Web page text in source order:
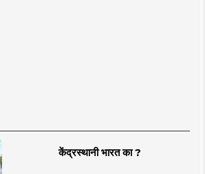
केंद्रस्थानी भारत का ?